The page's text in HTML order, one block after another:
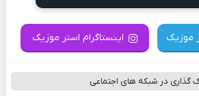
موزیک اینستاگرام استر موزیک
گذاری در شبکه های اجتماعی